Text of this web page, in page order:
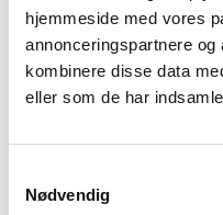
hjemmeside med vores
annonceringspartnere
kombinere disse data
eller som de har
Nødvendig
1. status (om/när man
2. positiva erfarenheter
3. utvecklingsområden
behövs men också brister
• Färöarna